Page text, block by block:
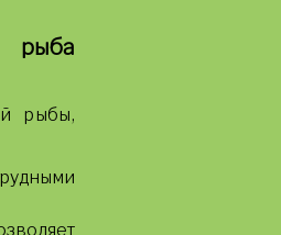
рыба
рыбы,